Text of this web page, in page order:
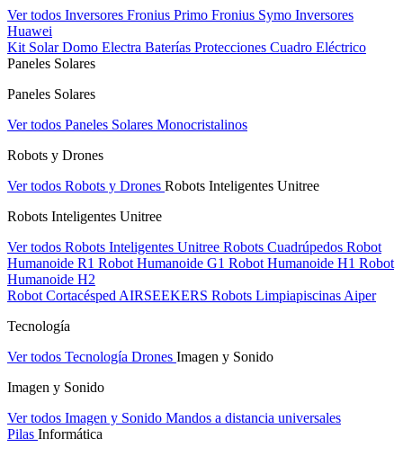
Ver todos Inversores Fronius Primo Fronius Symo Inversores
Huawei
Kit Solar Domo Electra Baterías Protecciones Cuadro Eléctrico
Paneles Solares
Paneles Solares
Ver todos Paneles Solares Monocristalinos
Robots y Drones
Ver todos Robots y Drones Robots Inteligentes Unitree
Robots Inteligentes Unitree
Ver todos Robots Inteligentes Unitree Robots Cuadrúpedos Robot
Humanoide R1 Robot Humanoide G1 Robot Humanoide H1 Robot
Humanoide H2
Robot Cortacésped AIRSEEKERS Robots Limpiapiscinas Aiper
Tecnología
Ver todos Tecnología Drones Imagen y Sonido
Imagen y Sonido
Ver todos Imagen y Sonido Mandos a distancia universales
Pilas Informática